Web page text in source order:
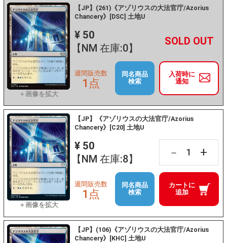
【JP】(261)《アゾリウスの大法官庁/Azorius
Chancery》[DSC] 土地U
¥ 50
【NM 在庫:0】
－ +
入荷時に
通知
週間販売数
1点
同名商品
検索
【JP】《アゾリウスの大法官庁/Azorius
Chancery》[C20] 土地U
¥ 50
【NM 在庫:8】
－ +
カートに
追加
週間販売数
1点
同名商品
検索
【JP】(106)《アゾリウスの大法官庁/Azorius
Chancery》[KHC] 土地U